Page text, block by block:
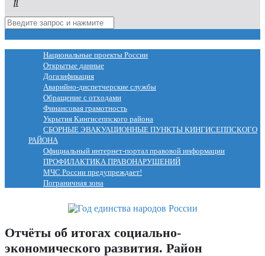
Национальные проекты России
Открытые данные
Догазификация
Аварийно-диспетчерские службы
Обращение с отходами
Финансовая грамотность
Укрытия Кингисеппского района
СБОРНЫЕ ЭВАКУАЦИОННЫЕ ПУНКТЫ КИНГИСЕППСКОГО
РАЙОНА
Официальный интернет-портал правовой информации
ПРОФИЛАКТИКА ПРАВОНАРУШЕНИЙ
МЧС России предупреждает!
Пограничная зона
Отчёты об итогах социально-
экономического развития. Район